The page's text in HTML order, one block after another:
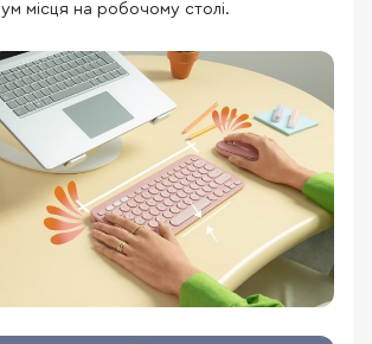
місця на робочому столі.